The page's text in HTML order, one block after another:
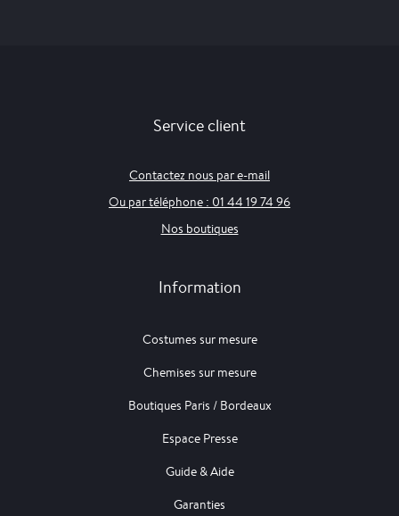
Service client
Contactez nous par e-mail
Ou par téléphone : 01 44 19 74 96
Nos boutiques
Information
Costumes sur mesure
Chemises sur mesure
Boutiques Paris / Bordeaux
Espace Presse
Guide & Aide
Garanties